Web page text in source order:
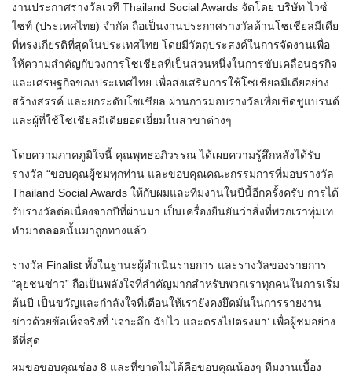
งานประกาศรางวัลเวที Thailand Social Awards จัดโดย บริษัท ไวซ์
ไซท์ (ประเทศไทย) จำกัด ถือเป็นงานประกาศรางวัลด้านโซเชียลมีเดีย
ที่ทรงเกียรติที่สุดในประเทศไทย โดยมีวัตถุประสงค์ในการจัดงานเพื่อ
ให้ความสำคัญกับวงการโซเชียลที่เป็นส่วนหนึ่งในการขับเคลื่อนธุรกิจ
และเศรษฐกิจของประเทศไทย เพื่อส่งเสริมการใช้โซเชียลมีเดียอย่าง
สร้างสรรค์ และยกระดับโซเชียล ผ่านการมอบรางวัลเพื่อเชิดชูแบรนด์
และผู้ที่ใช้โซเชียลมีเดียยอดเยี่ยมในสาขาต่างๆ
โดยความภาคภูมิใจนี้ คุณพุทธอภิวรรณ ได้เผยความรู้สึกหลังได้รับ
รางวัล “ขอบคุณผู้ชมทุกท่าน และขอบคุณคณะกรรมการที่มอบรางวัล
Thailand Social Awards ให้กับผมและทีมงานในปีนี้อีกครั้งครับ การได้
รับรางวัลต่อเนื่องจากปีที่ผ่านมา เป็นเครื่องยืนยันว่าสิ่งที่พวกเราทุ่มเท
ทำมาตลอดนั้นมาถูกทางแล้ว
รางวัล Finalist ทั้งในฐานะผู้ดำเนินรายการ และรางวัลของรายการ
“ลุยชนข่าว” ถือเป็นพลังใจที่สำคัญมากสำหรับพวกเราทุกคนในการเริ่ม
ต้นปี เป็นขวัญและกำลังใจที่เตือนให้เรายังคงยึดมั่นในการรายงาน
ข่าวด้วยข้อเท็จจริงที่ ‘เจาะลึก ฉับไว และตรงไปตรงมา’ เพื่อผู้ชมอย่าง
ดีที่สุด
ผมขอขอบคุณช่อง 8 และที่ขาดไม่ได้คือขอบคุณน้องๆ ทีมงานเบื้อง